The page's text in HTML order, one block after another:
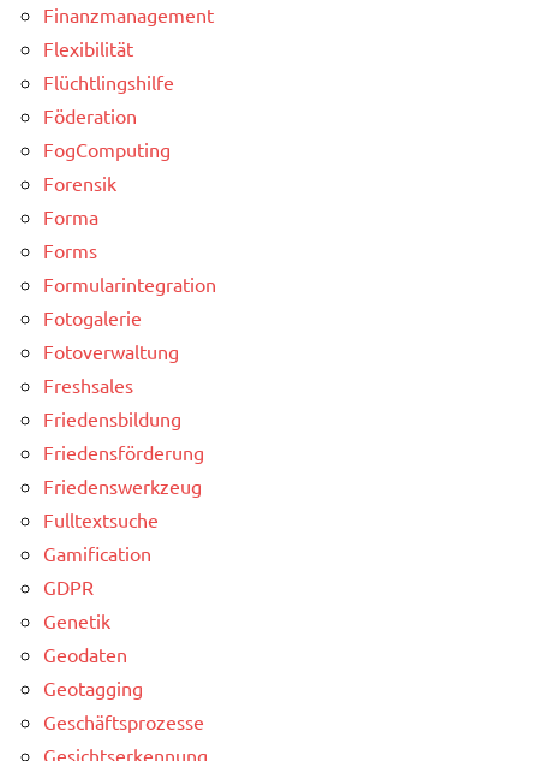
Finanzmanagement
Flexibilität
Flüchtlingshilfe
Föderation
FogComputing
Forensik
Forma
Forms
Formularintegration
Fotogalerie
Fotoverwaltung
Freshsales
Friedensbildung
Friedensförderung
Friedenswerkzeug
Fulltextsuche
Gamification
GDPR
Genetik
Geodaten
Geotagging
Geschäftsprozesse
Gesichtserkennung